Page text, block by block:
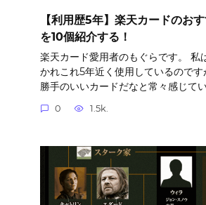
【利用歴5年】楽天カードのお
を10個紹介する！
楽天カード愛用者のもぐらです。 私
かれこれ5年近く使用しているので
勝手のいいカードだなと常々感じてい
0 1.5k.